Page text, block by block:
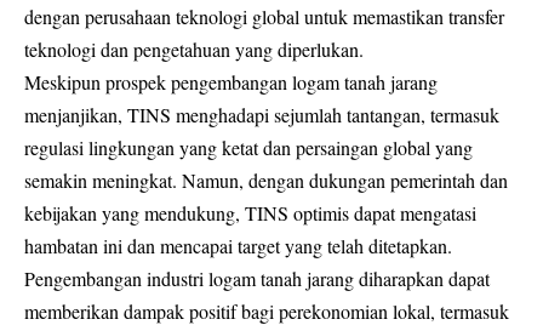
dengan perusahaan teknologi global untuk memastikan transfer
teknologi dan pengetahuan yang diperlukan.
Meskipun prospek pengembangan logam tanah jarang
menjanjikan, TINS menghadapi sejumlah tantangan, termasuk
regulasi lingkungan yang ketat dan persaingan global yang
semakin meningkat. Namun, dengan dukungan pemerintah dan
kebijakan yang mendukung, TINS optimis dapat mengatasi
hambatan ini dan mencapai target yang telah ditetapkan.
Pengembangan industri logam tanah jarang diharapkan dapat
memberikan dampak positif bagi perekonomian lokal, termasuk